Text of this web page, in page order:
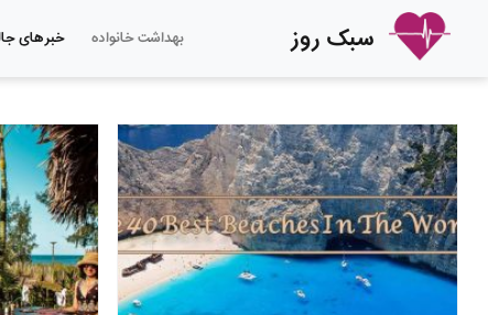
سبک روز بهداشت خانواده خبرهای